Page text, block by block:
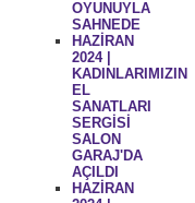
OYUNUYLA
SAHNEDE
HAZİRAN
2024 |
KADINLARIMIZIN
EL
SANATLARI
SERGİSİ
SALON
GARAJ'DA
AÇILDI
HAZİRAN